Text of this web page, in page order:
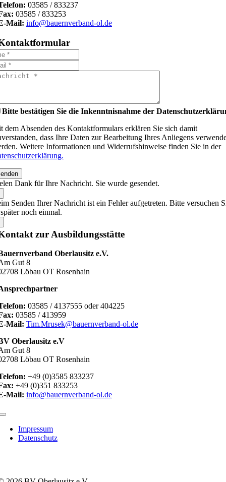
03585 / 833237
03585 / 833253
Mail: info@bauernverband-ol.de
Bitte bestätigen Sie die Inkenntnisnahme der
dem Absenden des Kontaktformulars erklären Sie sich damit
dass Ihre Daten zur Bearbeitung Ihres Anliegens
Weitere Informationen und Widerrufshinweise finden Sie in der
Dank für Ihre Nachricht. Sie wurde gesendet.
Senden Ihrer Nachricht ist ein Fehler aufgetreten. Bitte versuchen
noch einmal.
zur Ausbildungsstätte
Oberlausitz e.V.
Gut 8
Löbau OT Rosenhain
03585 / 4137555 oder 404225
03585 / 413959
Mail: Tim.Mrusek@bauernverband-ol.de
Oberlausitz e.V
Gut 8
Löbau OT Rosenhain
+49 (0)3585 833237
+49 (0)351 833253
Mail: info@bauernverband-ol.de
Toggle
NavigationImpressum
Datenschutz